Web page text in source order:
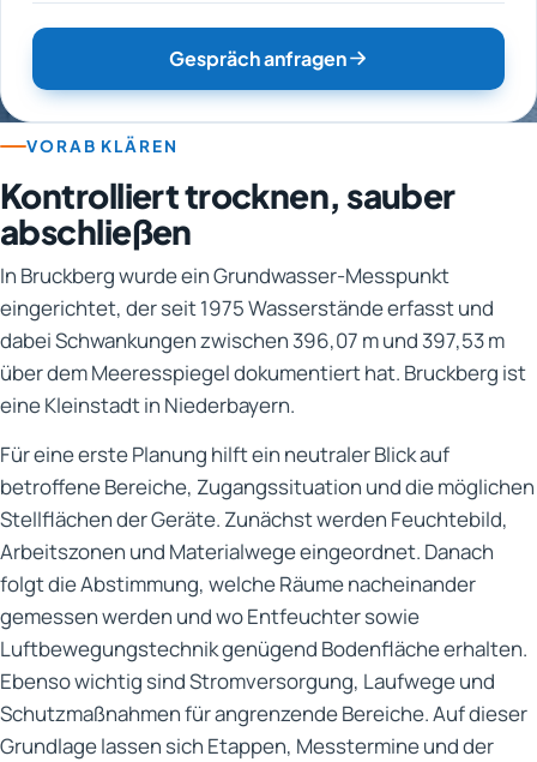
Gespräch anfragen
VORAB KLÄREN
Kontrolliert trocknen, sauber
abschließen
In Bruckberg wurde ein Grundwasser-Messpunkt
eingerichtet, der seit 1975 Wasserstände erfasst und
dabei Schwankungen zwischen 396,07 m und 397,53 m
über dem Meeresspiegel dokumentiert hat. Bruckberg ist
eine Kleinstadt in Niederbayern.
Für eine erste Planung hilft ein neutraler Blick auf
betroffene Bereiche, Zugangssituation und die möglichen
Stellflächen der Geräte. Zunächst werden Feuchtebild,
Arbeitszonen und Materialwege eingeordnet. Danach
folgt die Abstimmung, welche Räume nacheinander
gemessen werden und wo Entfeuchter sowie
Luftbewegungstechnik genügend Bodenfläche erhalten.
Ebenso wichtig sind Stromversorgung, Laufwege und
Schutzmaßnahmen für angrenzende Bereiche. Auf dieser
Grundlage lassen sich Etappen, Messtermine und der